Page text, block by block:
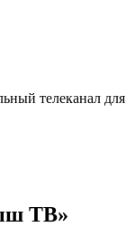
телеканал для
ТВ»